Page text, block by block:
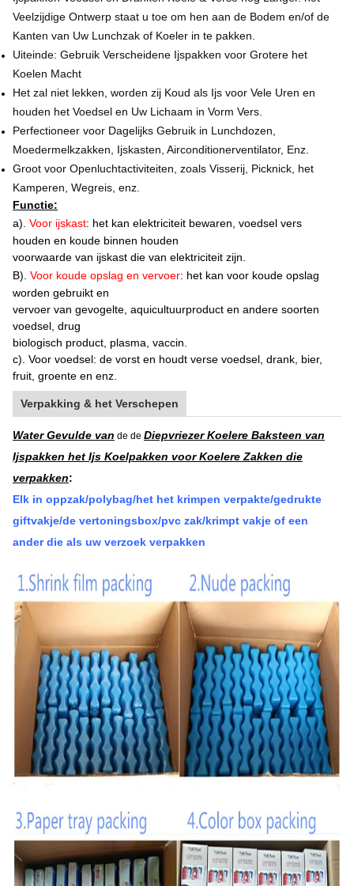
Veelzijdige Ontwerp staat u toe om hen aan de Bodem en/of de
Kanten van Uw Lunchzak of Koeler in te pakken.
Uiteinde: Gebruik Verscheidene Ijspakken voor Grotere het
Koelen Macht
Het zal niet lekken, worden zij Koud als Ijs voor Vele Uren en
houden het Voedsel en Uw Lichaam in Vorm Vers.
Perfectioneer voor Dagelijks Gebruik in Lunchdozen,
Moedermelkzakken, Ijskasten, Airconditionerventilator, Enz.
Groot voor Openluchtactiviteiten, zoals Visserij, Picknick, het
Kamperen, Wegreis, enz.
Functie:
a). Voor ijskast: het kan elektriciteit bewaren, voedsel vers
houden en koude binnen houden
voorwaarde van ijskast die van elektriciteit zijn.
B). Voor koude opslag en vervoer: het kan voor koude opslag
worden gebruikt en
vervoer van gevogelte, aquicultuurproduct en andere soorten
voedsel, drug
biologisch product, plasma, vaccin.
c). Voor voedsel: de vorst en houdt verse voedsel, drank, bier,
fruit, groente en enz.
Verpakking & het Verschepen
Water Gevulde van de de Diepvriezer Koelere Baksteen van
Ijspakken het Ijs Koelpakken voor Koelere Zakken die
verpakken:
Elk in oppzak/polybag/het het krimpen verpakte/gedrukte
giftvakje/de vertoningsbox/pvc zak/krimpt vakje of een
ander die als uw verzoek verpakken